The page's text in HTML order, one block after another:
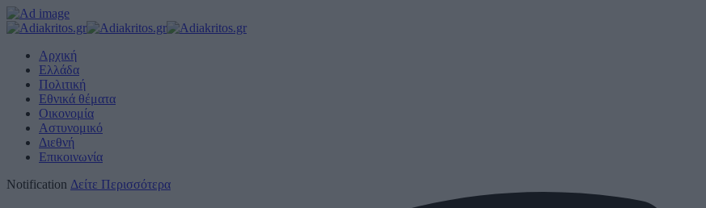
Αρχική
Ελλάδα
Πολιτική
Εθνικά θέματα
Οικονομία
Αστυνομικό
Διεθνή
Επικοινωνία
Notification Δείτε Περισσότερα